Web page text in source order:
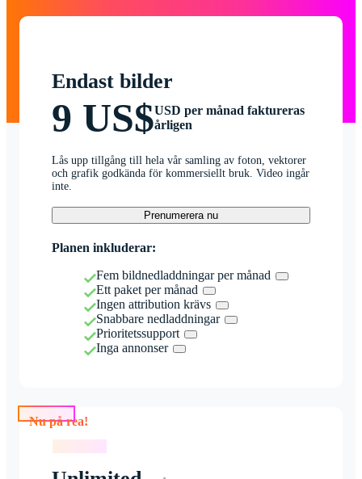
Endast bilder
9 US$USD per månad faktureras
årligen
Lås upp tillgång till hela vår samling av foton, vektorer
och grafik godkända för kommersiellt bruk. Video ingår
inte.
Prenumerera nu
Planen inkluderar:
Fem bildnedladdningar per månad
Ett paket per månad
Ingen attribution krävs
Snabbare nedladdningar
Prioritetssupport
Inga annonser
Nu på rea!